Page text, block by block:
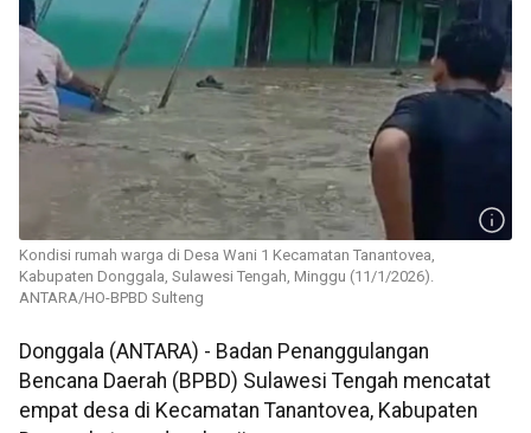
Kondisi rumah warga di Desa Wani 1 Kecamatan Tanantovea,
Kabupaten Donggala, Sulawesi Tengah, Minggu (11/1/2026).
ANTARA/HO-BPBD Sulteng
Donggala (ANTARA) - Badan Penanggulangan
Bencana Daerah (BPBD) Sulawesi Tengah mencatat
empat desa di Kecamatan Tanantovea, Kabupaten